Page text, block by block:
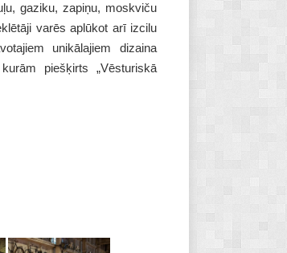
gaziku, zapiņu, moskviču
varēs aplūkot arī izcilu
unikālajiem dizaina
piešķirts „Vēsturiskā